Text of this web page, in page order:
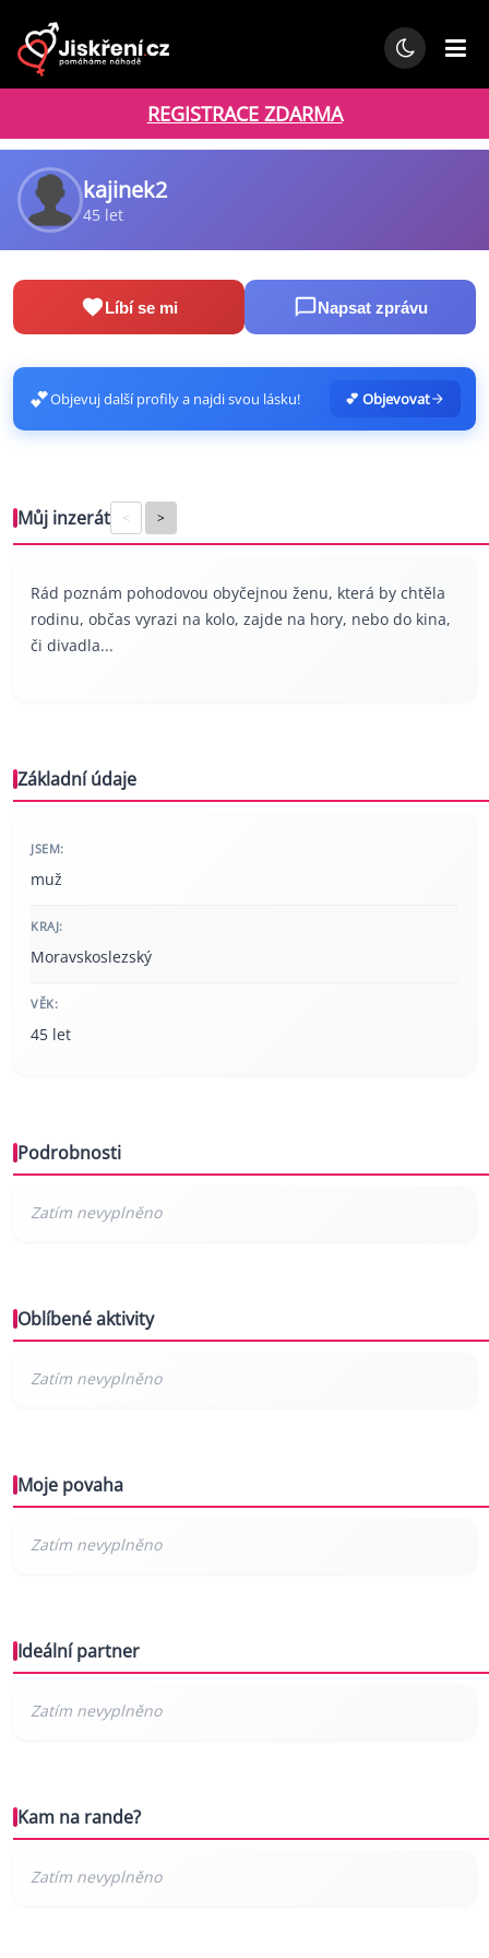
REGISTRACE ZDARMA
kajinek2
45 let
Líbí se mi Napsat zprávu
💕Objevuj další profily a najdi svou lásku! 💕 Objevovat
Můj inzerát < >
Rád poznám pohodovou obyčejnou ženu, která by chtěla
rodinu, občas vyrazi na kolo, zajde na hory, nebo do kina,
či divadla...
Základní údaje
JSEM:
muž
KRAJ:
Moravskoslezský
VĚK:
45 let
Podrobnosti
Oblíbené aktivity
Moje povaha
Ideální partner
Kam na rande?